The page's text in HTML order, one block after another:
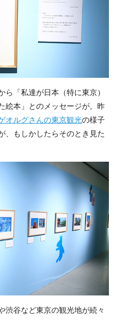
「私達が日本（特に東京）
絵本」とのメッセージが。昨
オルグさんの東京観光の様子
、もしかしたらそのとき見た
渋谷など東京の観光地が続々